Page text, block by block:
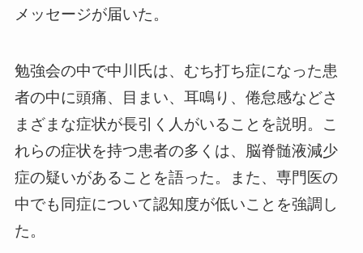
メッセージが届いた。
勉強会の中で中川氏は、むち打ち症になった患
者の中に頭痛、目まい、耳鳴り、倦怠感などさ
まざまな症状が長引く人がいることを説明。こ
れらの症状を持つ患者の多くは、脳脊髄液減少
症の疑いがあることを語った。また、専門医の
中でも同症について認知度が低いことを強調し
た。